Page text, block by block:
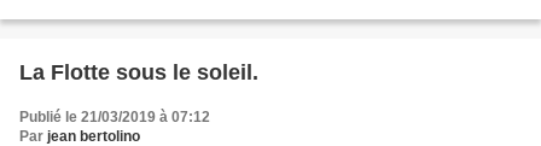
La Flotte sous le soleil.
Publié le 21/03/2019 à 07:12
Par jean bertolino